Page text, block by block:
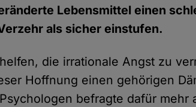
Lebensmittel einen
als sicher einstufen.
die irrationale Angst zu
Hoffnung einen gehörigen
befragte dafür mehr